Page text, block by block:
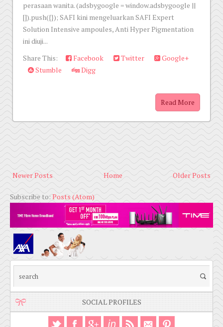
perasaan wanita. (adsbygoogle = window.adsbygoogle ||
[]).push({}); SAFI kini mengeluarkan SAFI Expert
Solution Intensive ampoules, Anti Hyper Pigmentation
ini diuji...
Share This:
Facebook Twitter
Google+
Stumble
Digg
Read More
Newer Posts Older Posts
Home
Subscribe to:Posts (Atom)
SOCIAL PROFILES